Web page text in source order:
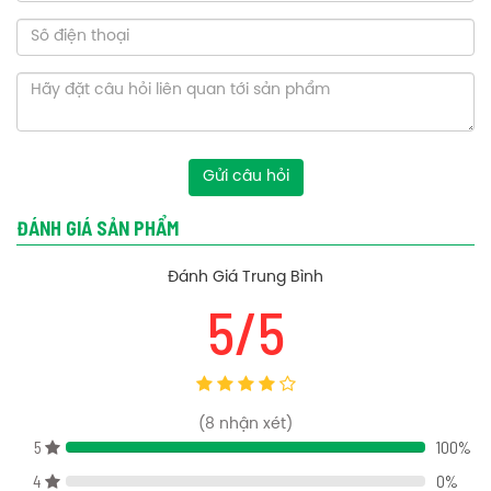
Tính năng bồn cầu TOTO MS636DT8 một khối nắp TC600VS
+Men Cefiontect: lớp men sứ mịn màng ngăn chất thải bám vào.
sử dụng ít nước hơn.
+ Thiết kế vành kín: Thiết kế độc đáo không có chỗ cho chất thải
và vi khuẩn bám vào. Giúp việc lau chùi nhà vệ sinh trở nên dễ
dàng hơn.
+ Tiết kiệm nước: công nghệ ưu việt giúp tiết kiệm nước tối đa.
Gửi câu hỏi
ĐÁNH GIÁ SẢN PHẨM
Đánh Giá Trung Bình
5/5
( 8 nhận xét)
5
100%
4
0%